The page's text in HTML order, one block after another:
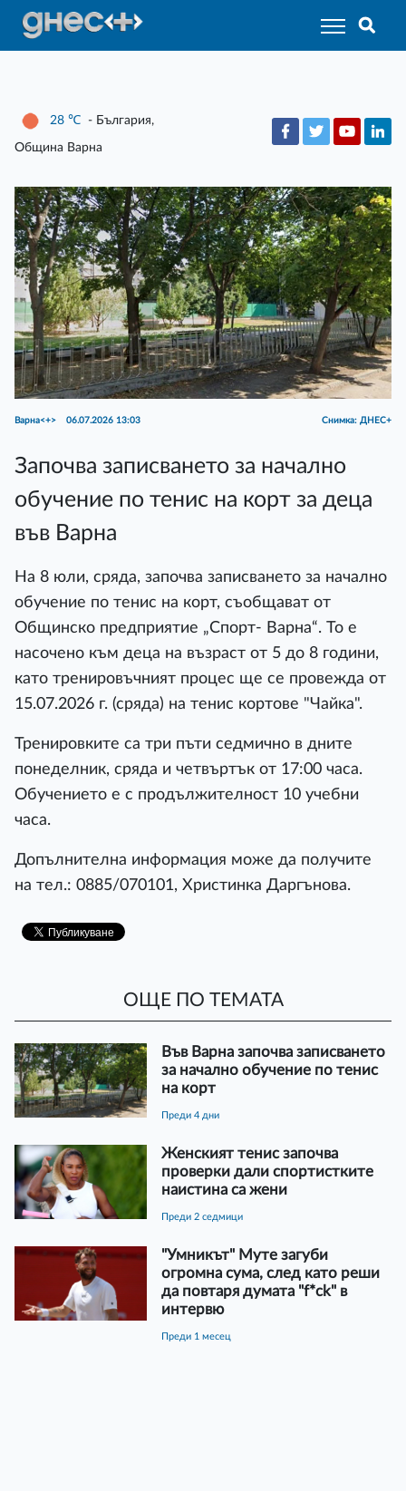
28 ℃ - България,
Община Варна
Варна<+> 06.07.2026 13:03 Снимка: ДНЕС+
Започва записването за начално
обучение по тенис на корт за деца
във Варна
На 8 юли, сряда, започва записването за начално
обучение по тенис на корт, съобщават от
Общинско предприятие „Спорт- Варна“. То е
насочено към деца на възраст от 5 до 8 години,
като тренировъчният процес ще се провежда от
15.07.2026 г. (сряда) на тенис кортове "Чайка".
Тренировките са три пъти седмично в дните
понеделник, сряда и четвъртък от 17:00 часа.
Обучението е с продължителност 10 учебни
часа.
Допълнителна информация може да получите
на тел.: 0885/070101, Христинка Даргънова.
ОЩЕ ПО ТЕМАТА
Във Варна започва записването
за начално обучение по тенис
на корт
преди 4 дни
Женският тенис започва
проверки дали спортистките
наистина са жени
преди 2 седмици
"Умникът" Муте загуби
огромна сума, след като реши
да повтаря думата "f*ck" в
интервю
преди 1 месец